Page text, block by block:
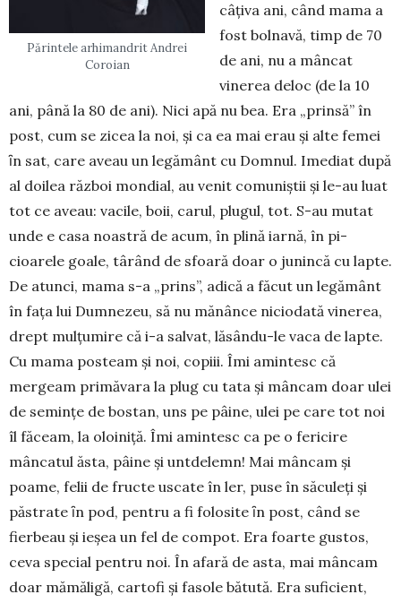
Părintele arhimandrit Andrei
Coroian
câţiva ani, când mama a
fost bolnavă, timp de 70
de ani, nu a mân­cat
vinerea deloc (de la 10
ani, până la 80 de ani). Nici apă nu bea. Era „prinsă” în
post, cum se zicea la noi, și ca ea mai erau și alte femei
ȋn sat, care aveau un legământ cu Dom­nul. Imediat după
al doilea război mondial, au venit comu­niștii și le-au luat
tot ce aveau: vacile, boii, carul, plugul, tot. S-au mutat
unde e casa noastră de acum, în plină iarnă, în pi­
cioarele goale, târând de sfoară doar o junincă cu lapte.
De atunci, mama s-a „prins”, adică a făcut un legământ
în fața lui Dumnezeu, să nu mănânce ni­ciodată vinerea,
drept mulțu­mire că i-a salvat, lăsându-le vaca de lapte.
Cu mama pos­team și noi, copiii. Îmi amin­tesc că
mergeam primăvara la plug cu tata şi mâncam doar ulei
de seminţe de bostan, uns pe pâine, ulei pe care tot noi
îl făceam, la oloiniţă. Îmi amintesc ca pe o fericire
mâncatul ăsta, pâine și untdelemn! Mai mâncam și
poame, fe­lii de fructe uscate în ler, puse în să­culeţi şi
păstrate ȋn pod, pentru a fi folosite ȋn post, când se
fierbeau şi ie­şea un fel de compot. Era foarte gustos,
ceva special pentru noi. În afară de asta, mai mâncam
doar mămăligă, cartofi şi fasole bătută. Era suficient,